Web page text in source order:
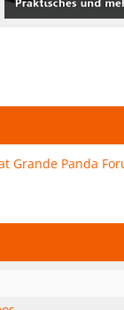
Grande Panda